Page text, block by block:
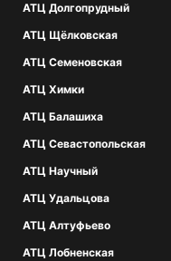
АТЦ Долгопрудный
АТЦ Щёлковская
АТЦ Семеновская
АТЦ Химки
АТЦ Балашиха
АТЦ Севастопольская
АТЦ Научный
АТЦ Удальцова
АТЦ Алтуфьево
АТЦ Лобненская